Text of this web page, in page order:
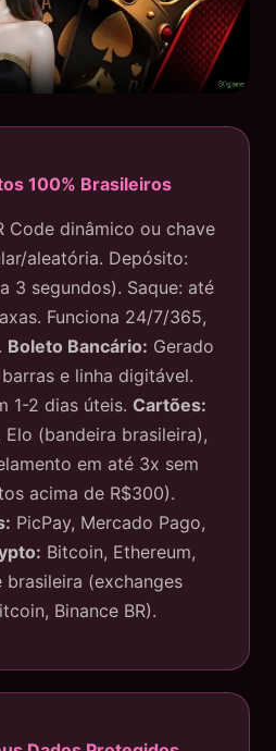
100% Brasileiros
Code dinâmico ou chave
aleatória. Depósito:
3 segundos). Saque: até
Funciona 24/7/365,
Boleto Bancário: Gerado
e linha digitável.
1-2 dias úteis. Cartões:
(bandeira brasileira),
em até 3x sem
acima de R$300).
PicPay, Mercado Pago,
Bitcoin, Ethereum,
brasileira (exchanges
Binance BR).